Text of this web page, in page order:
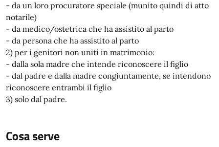
- da un loro procuratore speciale (munito quindi di atto
notarile)
- da medico/ostetrica che ha assistito al parto
- da persona che ha assistito al parto
2) per i genitori non uniti in matrimonio:
- dalla sola madre che intende riconoscere il figlio
- dal padre e dalla madre congiuntamente, se intendono
riconoscere entrambi il figlio
3) solo dal padre.
Cosa serve